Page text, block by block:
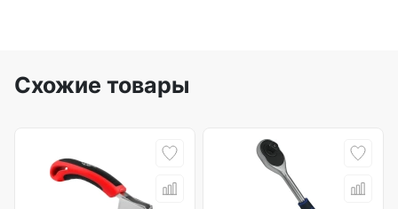
Схожие товары